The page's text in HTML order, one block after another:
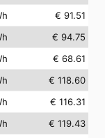
€ 91.51
€ 94.75
€ 68.61
€ 118.60
€ 116.31
€ 119.43